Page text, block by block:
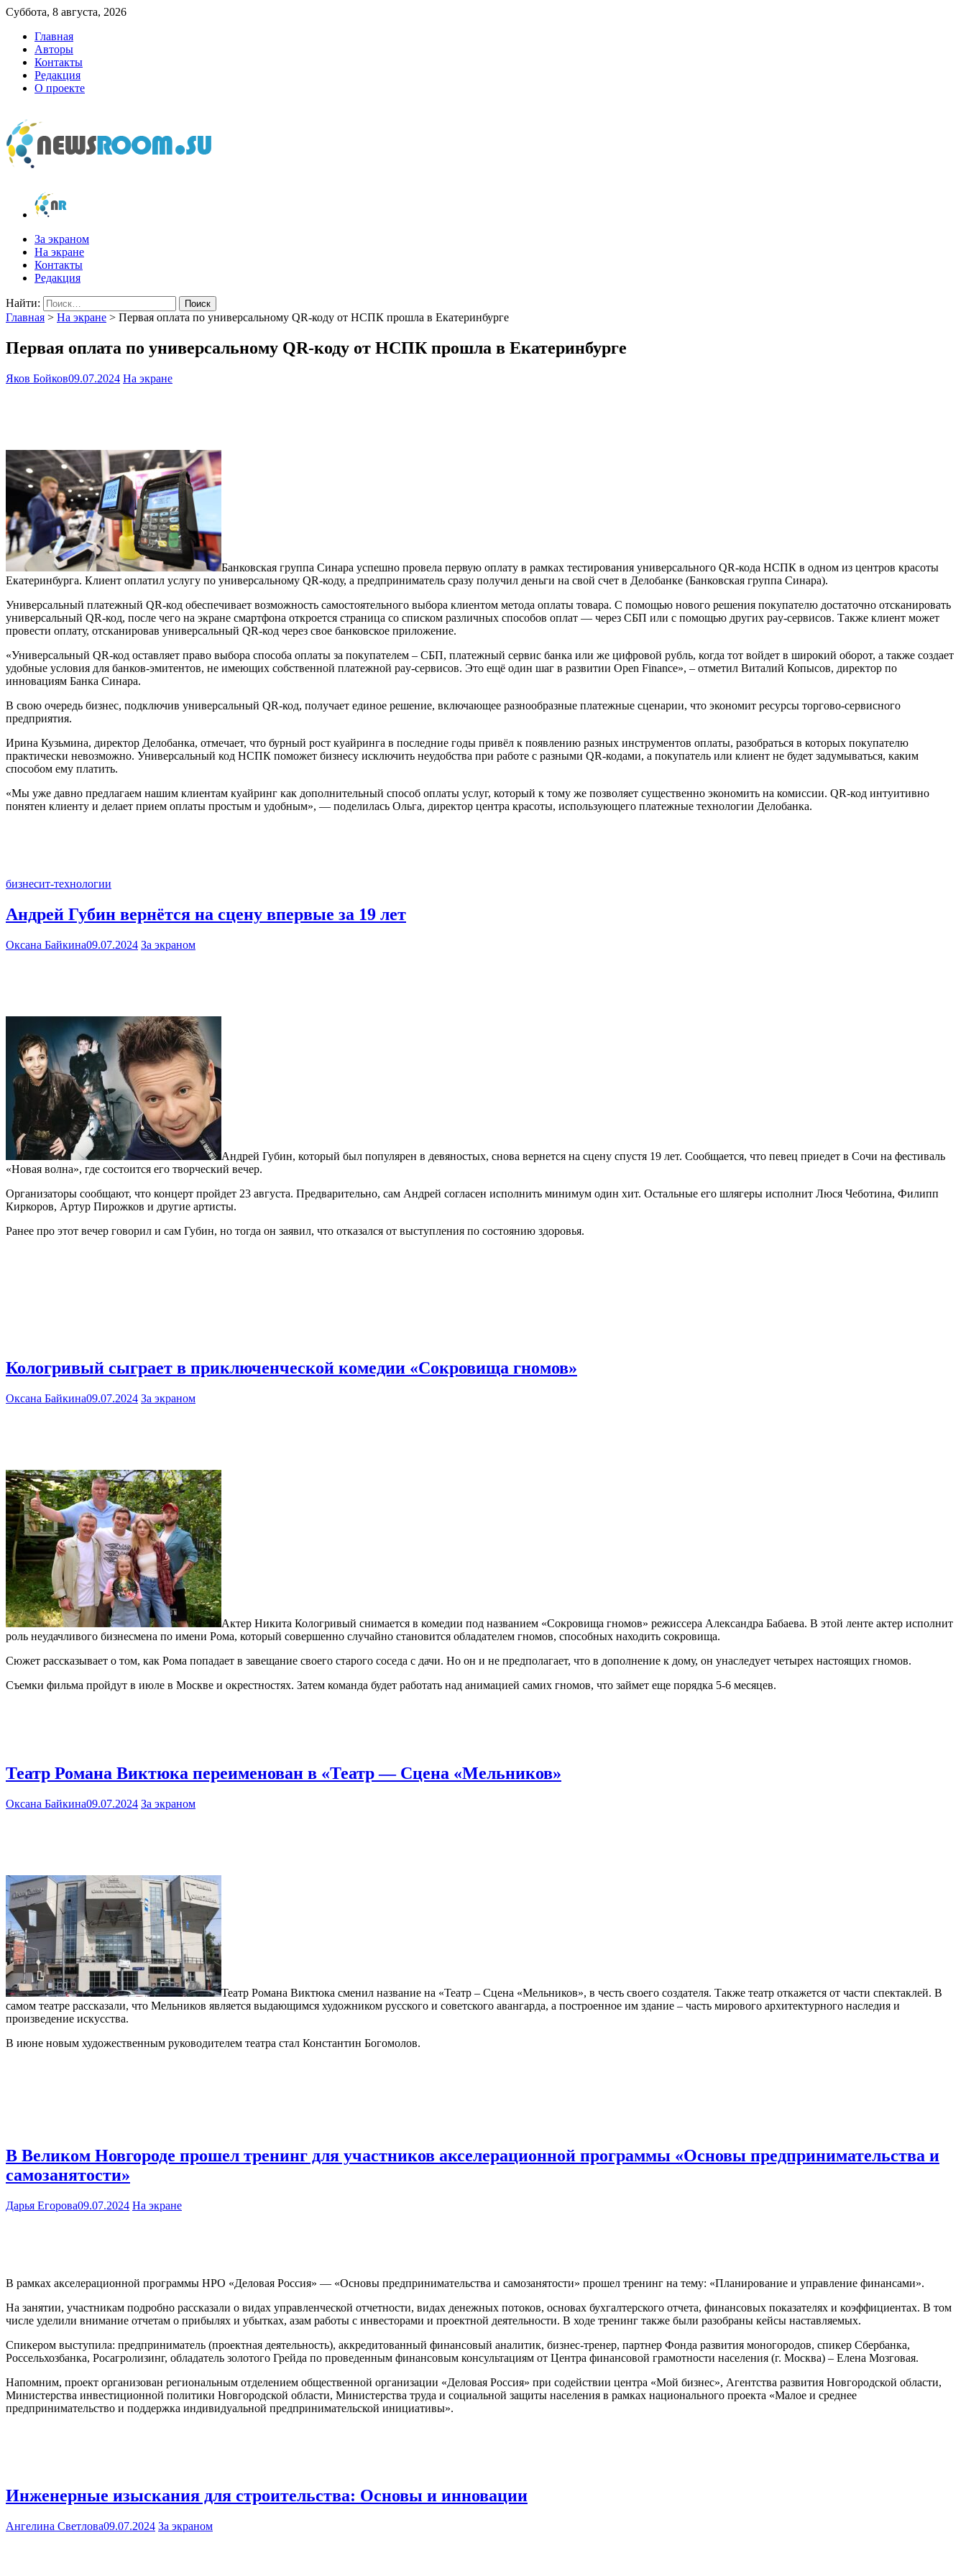
Суббота, 8 августа, 2026
Главная
Авторы
Контакты
Редакция
О проекте
newsroom.su
Новости о новостях
За экраном
На экране
Контакты
Редакция
Найти:
Главная > На экране > Первая оплата по универсальному QR-коду от НСПК прошла в Екатеринбурге
Первая оплата по универсальному QR-коду от НСПК прошла в Екатеринбурге
Яков Бойков09.07.2024 На экране
Банковская группа Синара успешно провела первую оплату в рамках тестирования универсального QR-кода НСПК в одном из центров красоты
Екатеринбурга. Клиент оплатил услугу по универсальному QR-коду, а предприниматель сразу получил деньги на свой счет в Делобанке (Банковская группа Синара).
Универсальный платежный QR-код обеспечивает возможность самостоятельного выбора клиентом метода оплаты товара. С помощью нового решения покупателю достаточно отсканировать
универсальный QR-код, после чего на экране смартфона откроется страница со списком различных способов оплат — через СБП или с помощью других pay-сервисов. Также клиент может
провести оплату, отсканировав универсальный QR-код через свое банковское приложение.
«Универсальный QR-код оставляет право выбора способа оплаты за покупателем – СБП, платежный сервис банка или же цифровой рубль, когда тот войдет в широкий оборот, а также создает
удобные условия для банков-эмитентов, не имеющих собственной платежной pay-сервисов. Это ещё один шаг в развитии Open Finance», – отметил Виталий Копысов, директор по
инновациям Банка Синара.
В свою очередь бизнес, подключив универсальный QR-код, получает единое решение, включающее разнообразные платежные сценарии, что экономит ресурсы торгово-сервисного
предприятия.
Ирина Кузьмина, директор Делобанка, отмечает, что бурный рост куайринга в последние годы привёл к появлению разных инструментов оплаты, разобраться в которых покупателю
практически невозможно. Универсальный код НСПК поможет бизнесу исключить неудобства при работе с разными QR-кодами, а покупатель или клиент не будет задумываться, каким
способом ему платить.
«Мы уже давно предлагаем нашим клиентам куайринг как дополнительный способ оплаты услуг, который к тому же позволяет существенно экономить на комиссии. QR-код интуитивно
понятен клиенту и делает прием оплаты простым и удобным», — поделилась Ольга, директор центра красоты, использующего платежные технологии Делобанка.
бизнесит-технологии
Андрей Губин вернётся на сцену впервые за 19 лет
Оксана Байкина09.07.2024 За экраном
Андрей Губин, который был популярен в девяностых, снова вернется на сцену спустя 19 лет. Сообщается, что певец приедет в Сочи на фестиваль
«Новая волна», где состоится его творческий вечер.
Организаторы сообщают, что концерт пройдет 23 августа. Предварительно, сам Андрей согласен исполнить минимум один хит. Остальные его шлягеры исполнит Люся Чеботина, Филипп
Киркоров, Артур Пирожков и другие артисты.
Ранее про этот вечер говорил и сам Губин, но тогда он заявил, что отказался от выступления по состоянию здоровья.
Кологривый сыграет в приключенческой комедии «Сокровища гномов»
Оксана Байкина09.07.2024 За экраном
Актер Никита Кологривый снимается в комедии под названием «Сокровища гномов» режиссера Александра Бабаева. В этой ленте актер исполнит
роль неудачливого бизнесмена по имени Рома, который совершенно случайно становится обладателем гномов, способных находить сокровища.
Сюжет рассказывает о том, как Рома попадает в завещание своего старого соседа с дачи. Но он и не предполагает, что в дополнение к дому, он унаследует четырех настоящих гномов.
Съемки фильма пройдут в июле в Москве и окрестностях. Затем команда будет работать над анимацией самих гномов, что займет еще порядка 5-6 месяцев.
Театр Романа Виктюка переименован в «Театр — Сцена «Мельников»
Оксана Байкина09.07.2024 За экраном
Театр Романа Виктюка сменил название на «Театр – Сцена «Мельников», в честь своего создателя. Также театр откажется от части спектаклей. В
самом театре рассказали, что Мельников является выдающимся художником русского и советского авангарда, а построенное им здание – часть мирового архитектурного наследия и
произведение искусства.
В июне новым художественным руководителем театра стал Константин Богомолов.
В Великом Новгороде прошел тренинг для участников акселерационной программы «Основы предпринимательства и
самозанятости»
Дарья Егорова09.07.2024 На экране
В рамках акселерационной программы НРО «Деловая Россия» — «Основы предпринимательства и самозанятости» прошел тренинг на тему: «Планирование и управление финансами».
На занятии, участникам подробно рассказали о видах управленческой отчетности, видах денежных потоков, основах бухгалтерского отчета, финансовых показателях и коэффициентах. В том
числе уделили внимание отчетам о прибылях и убытках, азам работы с инвесторами и проектной деятельности. В ходе тренинг также были разобраны кейсы наставляемых.
Спикером выступила: предприниматель (проектная деятельность), аккредитованный финансовый аналитик, бизнес-тренер, партнер Фонда развития моногородов, спикер Сбербанка,
Россельхозбанка, Росагролизинг, обладатель золотого Грейда по проведенным финансовым консультациям от Центра финансовой грамотности населения (г. Москва) – Елена Мозговая.
Напомним, проект организован региональным отделением общественной организации «Деловая Россия» при содействии центра «Мой бизнес», Агентства развития Новгородской области,
Министерства инвестиционной политики Новгородской области, Министерства труда и социальной защиты населения в рамках национального проекта «Малое и среднее
предпринимательство и поддержка индивидуальной предпринимательской инициативы».
Инженерные изыскания для строительства: Основы и инновации
Ангелина Светлова09.07.2024 За экраном